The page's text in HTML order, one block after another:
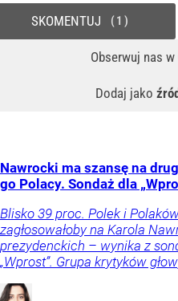
Obserwuj nas w
Dodaj jako
SKOMENTUJ 1
Nawrocki ma szansę na
go Polacy. Sondaż dla
Blisko 39 proc. Polek i
zagłosowałoby na Karola
prezydenckich – wynika z
„Wprost”. Grupa krytyków